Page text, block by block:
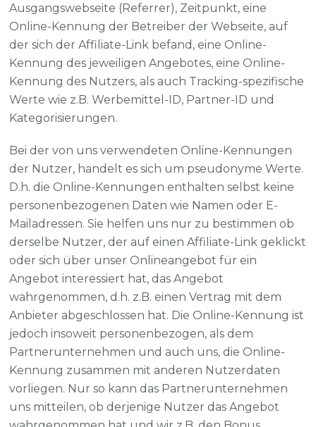
Ausgangswebseite (Referrer), Zeitpunkt, eine
Online-Kennung der Betreiber der Webseite, auf
der sich der Affiliate-Link befand, eine Online-
Kennung des jeweiligen Angebotes, eine Online-
Kennung des Nutzers, als auch Tracking-spezifische
Werte wie z.B. Werbemittel-ID, Partner-ID und
Kategorisierungen.
Bei der von uns verwendeten Online-Kennungen
der Nutzer, handelt es sich um pseudonyme Werte.
D.h. die Online-Kennungen enthalten selbst keine
personenbezogenen Daten wie Namen oder E-
Mailadressen. Sie helfen uns nur zu bestimmen ob
derselbe Nutzer, der auf einen Affiliate-Link geklickt
oder sich über unser Onlineangebot für ein
Angebot interessiert hat, das Angebot
wahrgenommen, d.h. z.B. einen Vertrag mit dem
Anbieter abgeschlossen hat. Die Online-Kennung ist
jedoch insoweit personenbezogen, als dem
Partnerunternehmen und auch uns, die Online-
Kennung zusammen mit anderen Nutzerdaten
vorliegen. Nur so kann das Partnerunternehmen
uns mitteilen, ob derjenige Nutzer das Angebot